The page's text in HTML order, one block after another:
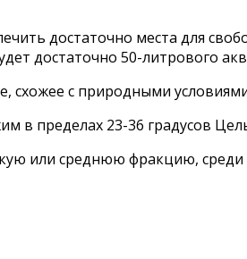
достаточно места для
достаточно 50-литрового
схожее с природными
в пределах 23-36 градусов
или среднюю фракцию, среди